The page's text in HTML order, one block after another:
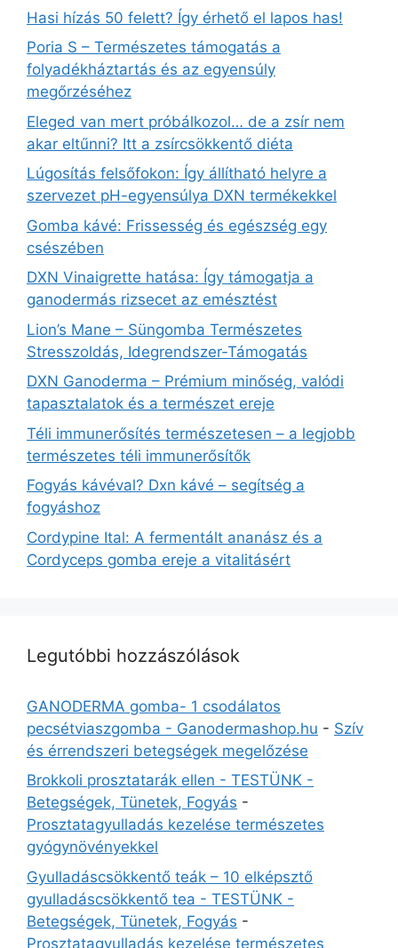
Hasi hízás 50 felett? Így érhető el lapos has!
Poria S – Természetes támogatás a
folyadékháztartás és az egyensúly
megőrzéséhez
Eleged van mert próbálkozol… de a zsír nem
akar eltűnni? Itt a zsírcsökkentő diéta
Lúgosítás felsőfokon: Így állítható helyre a
szervezet pH-egyensúlya DXN termékekkel
Gomba kávé: Frissesség és egészség egy
csészében
DXN Vinaigrette hatása: Így támogatja a
ganodermás rizsecet az emésztést
Lion’s Mane – Süngomba Természetes
Stresszoldás, Idegrendszer‑Támogatás
DXN Ganoderma – Prémium minőség, valódi
tapasztalatok és a természet ereje
Téli immunerősítés természetesen – a legjobb
természetes téli immunerősítők
Fogyás kávéval? Dxn kávé – segítség a
fogyáshoz
Cordypine Ital: A fermentált ananász és a
Cordyceps gomba ereje a vitalitásért
Legutóbbi hozzászólások
GANODERMA gomba- 1 csodálatos
pecsétviaszgomba - Ganodermashop.hu - Szív
és érrendszeri betegségek megelőzése
Brokkoli prosztatarák ellen - TESTÜNK -
Betegségek, Tünetek, Fogyás -
Prosztatagyulladás kezelése természetes
gyógynövényekkel
Gyulladáscsökkentő teák – 10 elképsztő
gyulladáscsökkentő tea - TESTÜNK -
Betegségek, Tünetek, Fogyás -
Prosztatagyulladás kezelése természetes